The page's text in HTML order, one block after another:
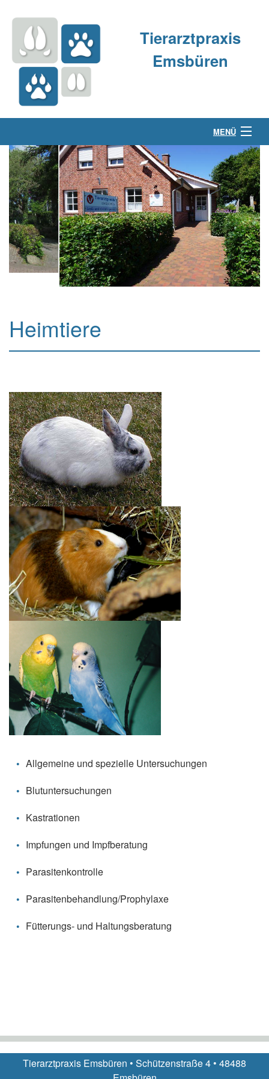
Tierarztpraxis
Emsbüren
MENÜ
Über uns
Kleintierpraxis
Großtierpraxis
Kontakt & Anfahrt
Heimtiere
Allgemeine und spezielle Untersuchungen
Blutuntersuchungen
Kastrationen
Impfungen und Impfberatung
Parasitenkontrolle
Parasitenbehandlung/Prophylaxe
Fütterungs- und Haltungsberatung
Tierarztpraxis Emsbüren • Schützenstraße 4 • 48488